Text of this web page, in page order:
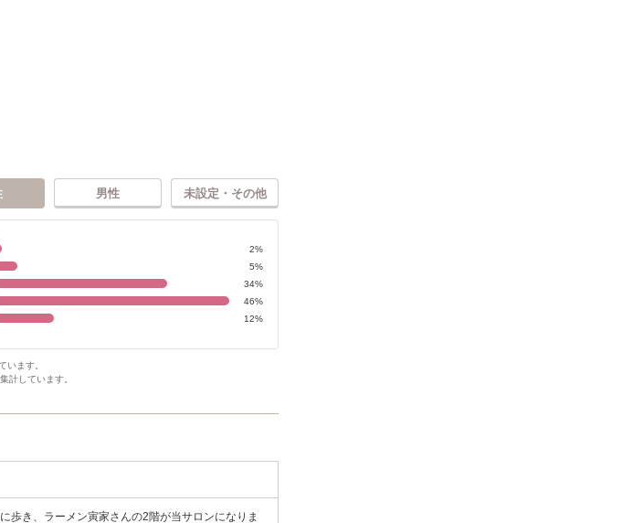
男性 未設定・その他
2%
5%
34%
46%
12%
います。
計しています。
歩き、ラーメン寅家さんの2階が当サロンになりま